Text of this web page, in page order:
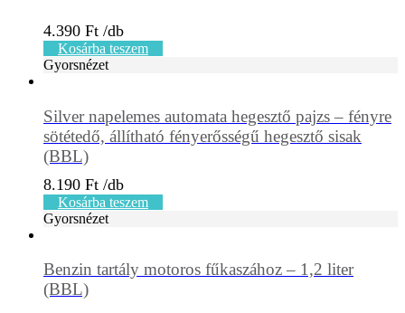
4.390 Ft
Kosárba teszem
Gyorsnézet
Silver napelemes automata hegesztő pajzs – fényre
sötétedő, állítható fényerősségű hegesztő sisak
(BBL)
8.190 Ft
Kosárba teszem
Gyorsnézet
Benzin tartály motoros fűkaszához – 1,2 liter
(BBL)